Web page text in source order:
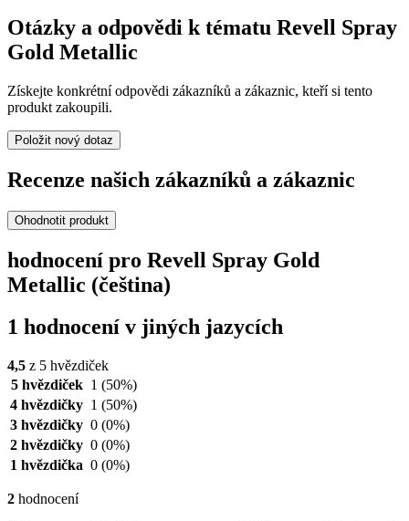
Otázky a odpovědi k tématu Revell Spray
Gold Metallic
Získejte konkrétní odpovědi zákazníků a zákaznic, kteří si tento
produkt zakoupili.
Položit nový dotaz
Recenze našich zákazníků a zákaznic
Ohodnotit produkt
hodnocení pro Revell Spray Gold
Metallic (čeština)
1 hodnocení v jiných jazycích
4,5 z 5 hvězdiček
5 hvězdiček 1 (50%)
4 hvězdičky 1 (50%)
3 hvězdičky 0 (0%)
2 hvězdičky 0 (0%)
1 hvězdička 0 (0%)
2 hodnocení